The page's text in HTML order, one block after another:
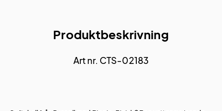
Produktbeskrivning
Art nr. CTS-02183